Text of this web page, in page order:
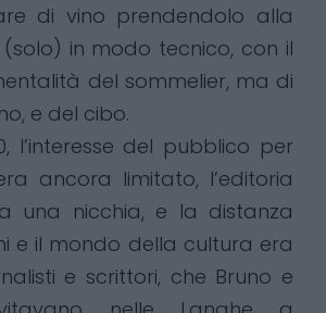
di vino prendendolo alla
in modo tecnico, con il
del sommelier, ma di
e del cibo.
l’interesse del pubblico per
ancora limitato, l’editoria
una nicchia, e la distanza
e il mondo della cultura era
e scrittori, che Bruno e